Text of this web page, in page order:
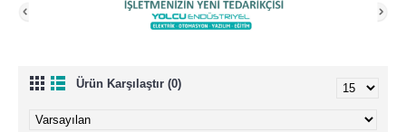
Ürün Karşılaştır (0)